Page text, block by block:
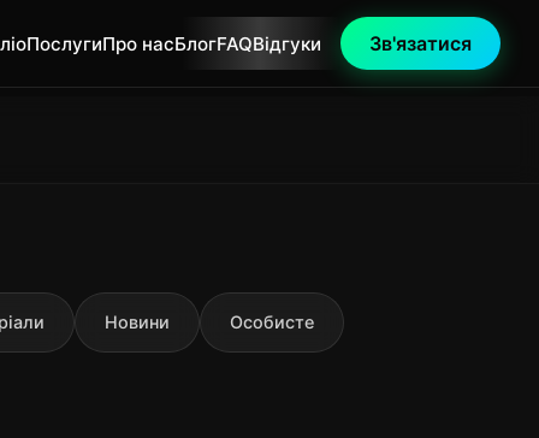
ПослугиПро насБлогFAQВідгуки Зв'язатися
Новини Особисте